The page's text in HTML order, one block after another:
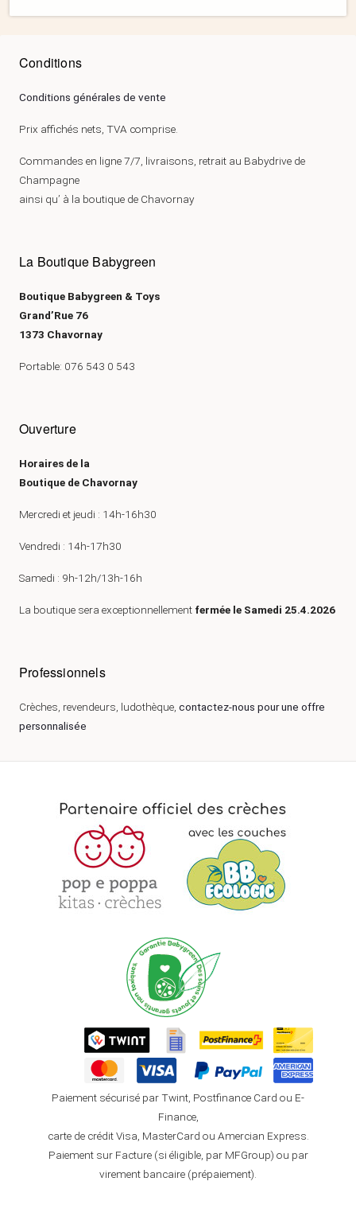
Conditions
Conditions générales de vente
Prix affichés nets, TVA comprise.
Commandes en ligne 7/7, livraisons, retrait au Babydrive de
Champagne
ainsi qu’ à la boutique de Chavornay
La Boutique Babygreen
Boutique Babygreen & Toys
Grand’Rue 76
1373 Chavornay
Portable: 076 543 0 543
Ouverture
Horaires de la
Boutique de Chavornay
Mercredi et jeudi : 14h-16h30
Vendredi : 14h-17h30
Samedi : 9h-12h/13h-16h
La boutique sera exceptionnellement fermée le Samedi 25.4.2026
Professionnels
Crèches, revendeurs, ludothèque, contactez-nous pour une offre
personnalisée
Paiement sécurisé par Twint, Postfinance Card ou E-
Finance,
carte de crédit Visa, MasterCard ou Amercian Express.
Paiement sur Facture (si éligible, par MFGroup) ou par
virement bancaire (prépaiement).